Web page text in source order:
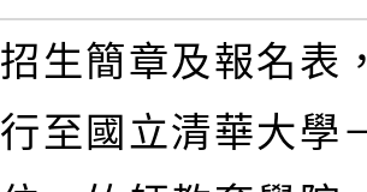
招生簡章及報名表
行至國立清華大學